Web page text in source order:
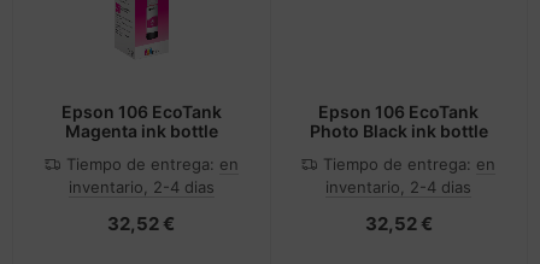
Epson 106 EcoTank
Magenta ink bottle
Tiempo de entrega: en
inventario, 2-4 dias
32,52 €
Epson 106 EcoTank
Photo Black ink bottle
Tiempo de entrega: en
inventario, 2-4 dias
32,52 €